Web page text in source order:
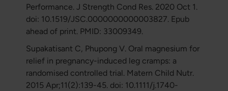
Performance. J Strength Cond Res. 2020 Oct 1.
doi: 10.1519/JSC.0000000000003827. Epub
ahead of print. PMID: 33009349.
Supakatisant C, Phupong V. Oral magnesium for
relief in pregnancy-induced leg cramps: a
randomised controlled trial. Matern Child Nutr.
2015 Apr;11(2):139-45. doi: 10.1111/j.1740-